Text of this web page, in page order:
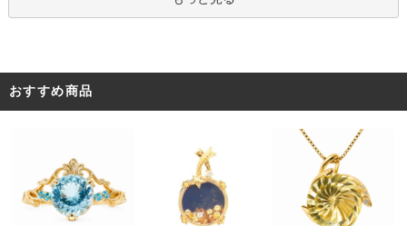
おすすめ商品